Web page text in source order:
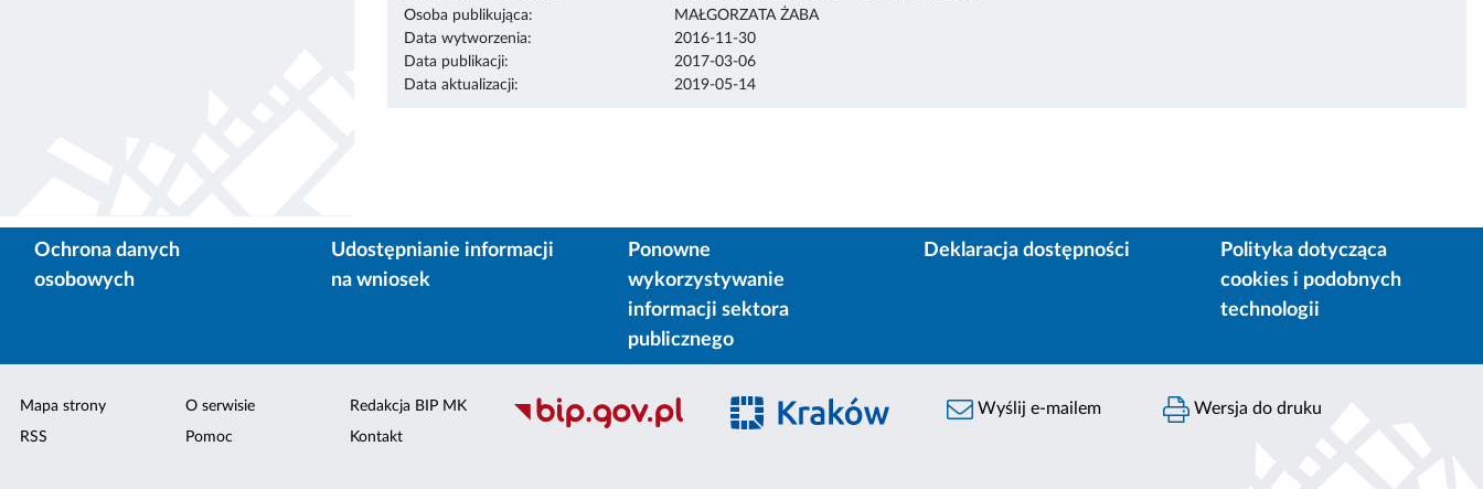
Osoba publikująca:
MAŁGORZATA ŻABA
Data wytworzenia:
2016-11-30
Data publikacji:
2017-03-06
Data aktualizacji:
2019-05-14
Ochrona danych
osobowych
Udostępnianie informacji
na wniosek
Ponowne
wykorzystywanie
informacji sektora
publicznego
Deklaracja dostępności
Polityka dotycząca
cookies i podobnych
technologii
Mapa strony
RSS
O serwisie
Pomoc
Redakcja BIP MK
Kontakt
Wyślij e-mailem Wersja do druku